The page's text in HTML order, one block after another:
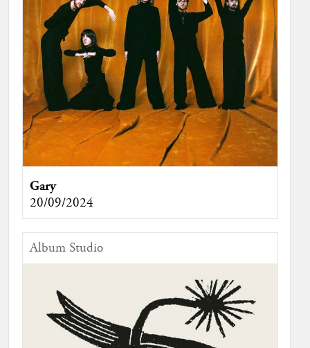
Gary
20/09/2024
Album Studio